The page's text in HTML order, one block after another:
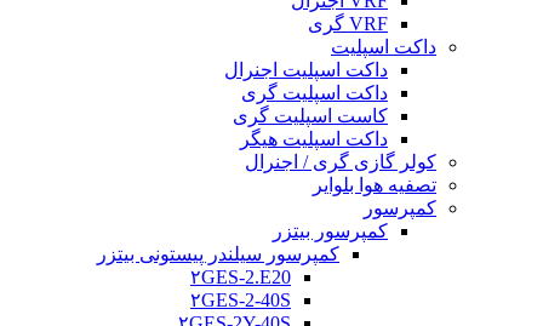
VRF گری
داکت اسپلیت
داکت اسپلیت اجنرال
داکت اسپلیت گری
کاست اسپلیت گری
داکت اسپلیت هیگر
کولر گازی گری / اجنرال
تصفیه هوا بلوایر
کمپرسور
کمپرسور بیتزر
کمپرسور سیلندر پیستونی بیتزر
۲GES-2.E20
۲GES-2-40S